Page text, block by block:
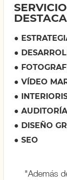
●
●
●
● VÍDEO
●
●
● DISEÑO
● SEO
"Además